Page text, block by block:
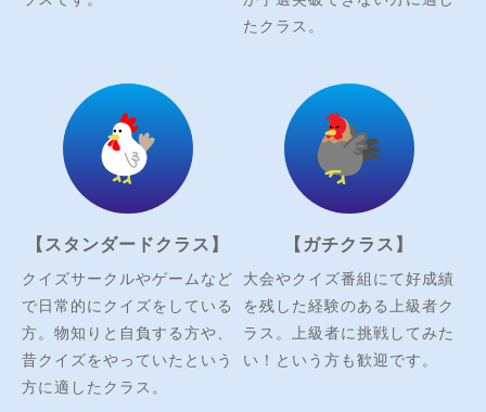
たクラス。
【スタンダードクラス】
クイズサークルやゲームなど
で日常的にクイズをしている
方。物知りと自負する方や、
昔クイズをやっていたという
方に適したクラス。
【ガチクラス】
大会やクイズ番組にて好成績
を残した経験のある上級者ク
ラス。上級者に挑戦してみた
い！という方も歓迎です。